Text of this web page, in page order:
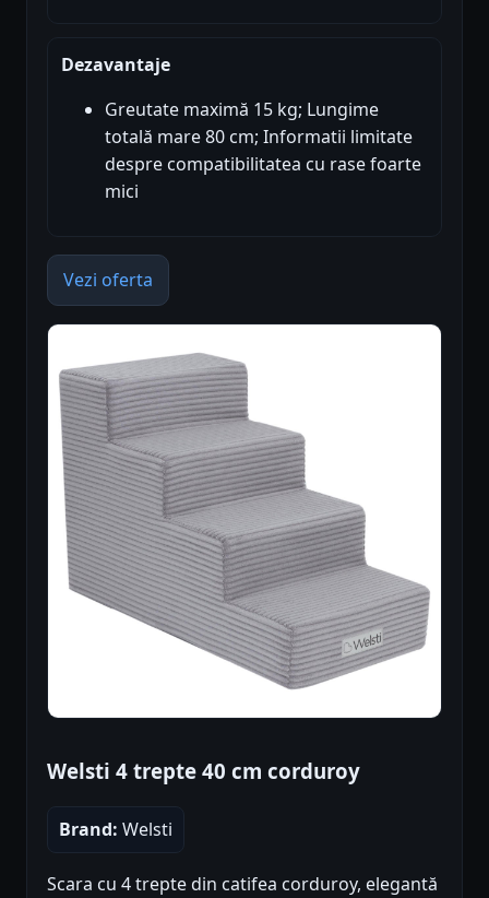
Dezavantaje
Greutate maximă 15 kg; Lungime
totală mare 80 cm; Informatii limitate
despre compatibilitatea cu rase foarte
mici
Vezi oferta
Welsti 4 trepte 40 cm corduroy
Brand: Welsti
Scara cu 4 trepte din catifea corduroy, elegantă